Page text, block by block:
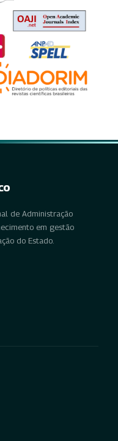
de Administração
em gestão
do Estado.